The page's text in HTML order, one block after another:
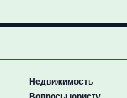
Недвижимость